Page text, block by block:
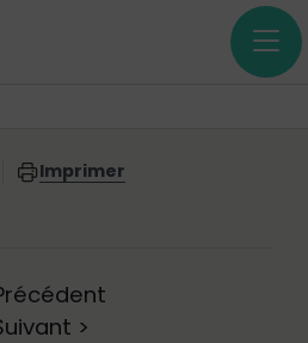
Imprimer
>